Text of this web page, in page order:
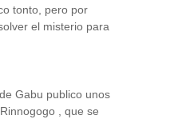
tonto, pero por
el misterio para
Gabu publico unos
, que se